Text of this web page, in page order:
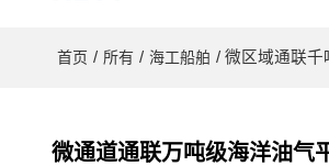
首页 / 所有 / 海工船舶 / 微区域通联千
微通道通联万吨级海洋油气